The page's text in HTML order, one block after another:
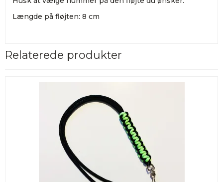
Længde på fløjten: 8 cm
Relaterede produkter